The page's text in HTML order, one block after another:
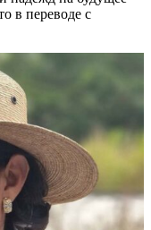
в переводе с